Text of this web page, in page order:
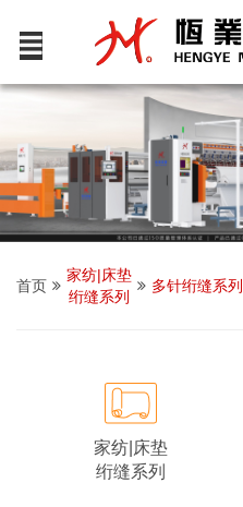
首页
家纺|床垫
绗缝系列
多针绗缝系列
家纺|床垫
绗缝系列